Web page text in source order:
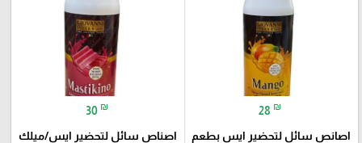
28 ₪
اصانص سائل لتحضير ايس بطعم
30 ₪
اصناص سائل لتحضير ايس/ميلك